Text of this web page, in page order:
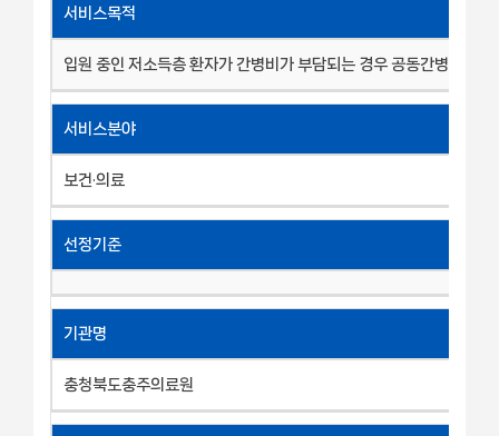
서비스목적
입원 중인 저소득층 환자가 간병비가 부담되는 경우 공동간병인실로
서비스분야
보건·의료
선정기준
기관명
충청북도충주의료원